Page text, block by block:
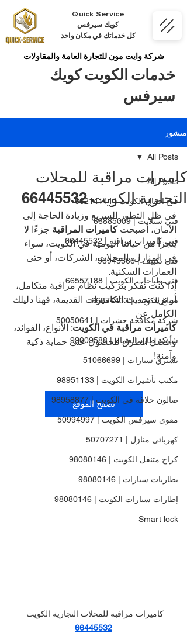
Quick Service
كويك سيرفس
كل خدماتك في مكان واحد
شركة وايت مون للتجارة العامة والمقاولات
خدمات الكويت كويك
سيرفس
منشور
All Posts
فتح اقفال الكويت | 66214144
فني ستلايت | 66885009
فني كاميرات مراقبة | 66445532
فني تكييف | 98943366
فني طباخات الكويت | 66557188
صباغ الكويت | 66874433
شركة مكافحة حشرات | 50050641
شركة طارد الحمام | 99009588
نشتري سيارات | 51066699
مكتب تأشيرات الكويت | 98951133
صالون حلاقة في الكويت | 98958877
مقوي سيرفس الكويت | 50994997
كهربائي منازل | 50707271
كراج متنقل الكويت | 98080146
بطاريات سيارات | 98080146
إطارات سيارات الكويت | 98080146
Smart lock
All Posts
كاميرات مراقبة للمحلات
التجارية الكويت 66445532
في ظل التطور السريع وزيادة الحاجة إلى
الأمان، أصبحت كاميرات المراقبة جزءًا لا
يتجزأ من حياتنا اليومية في الكويت، سواء
في المنازل، المحلات، الشركات، أو حتى
العمارات السكنية.
إذا كنت تفكر بتركيب نظام مراقبة متكامل،
أو تريد تحديث الكاميرات القديمة، فهنا دليلك
الكامل عن
كاميرات مراقبة في الكويت: الأنواع، الفوائد،
وأفضل الطرق للحصول على حماية ذكية
وآمنة!
تصفح الموقع
كاميرات مراقبة للمحلات التجارية الكويت
66445532